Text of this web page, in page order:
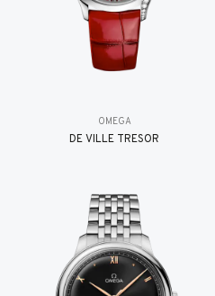
OMEGA
DE VILLE TRESOR